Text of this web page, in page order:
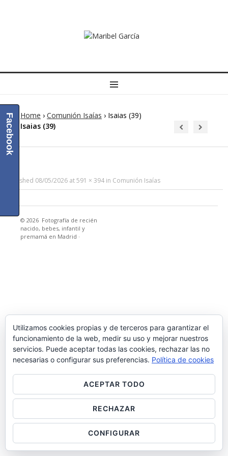
MENU
Home › Comunión Isaías › Isaias (39)
Isaias (39)
Published 08/05/2026 at591 × 394 in Comunión Isaías
© 2026 Fotografía de recién
nacido, bebes, infantil y
premamá en Madrid ·
Facebook
Utilizamos cookies propias y de terceros para garantizar el
funcionamiento de la web, medir su uso y mejorar nuestros
servicios. Puede aceptar todas las cookies, rechazar las no
necesarias o configurar sus preferencias. Política de cookies
ACEPTAR TODO
RECHAZAR
CONFIGURAR